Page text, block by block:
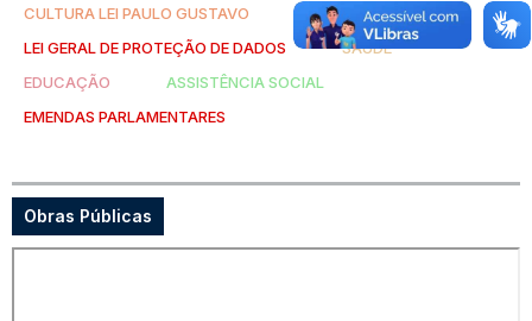
CULTURA LEI PAULO GUSTAVO
LEI GERAL DE PROTEÇÃO DE DADOS
SAÚDE
EDUCAÇÃO
ASSISTÊNCIA SOCIAL
EMENDAS PARLAMENTARES
Obras Públicas